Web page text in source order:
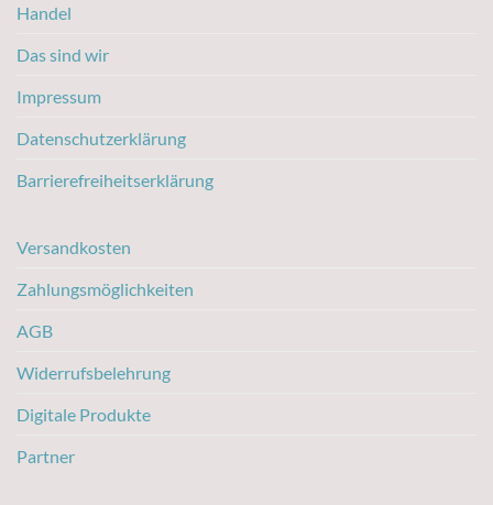
Handel
Das sind wir
Impressum
Datenschutzerklärung
Barrierefreiheitserklärung
Versandkosten
Zahlungsmöglichkeiten
AGB
Widerrufsbelehrung
Digitale Produkte
Partner